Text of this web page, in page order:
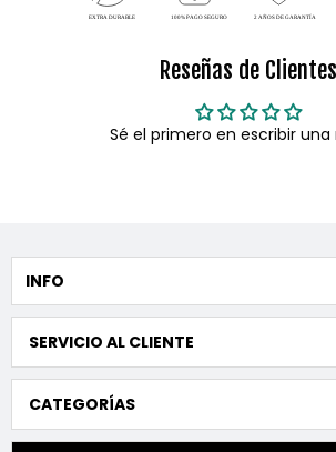
Reseñas de Clientes
Sé el primero en escribir una
INFO
SERVICIO AL CLIENTE
CATEGORÍAS